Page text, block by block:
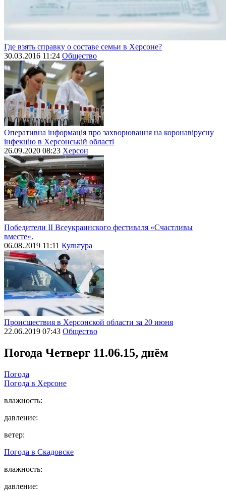
Где взять справку о составе семьи в Херсоне?
30.03.2016 11:24 Общество
Оперативна інформація про захворювання на коронавірусну
інфекцію в Херсонській області
26.09.2020 08:23 Херсон
Победители ІІ Всеукраинского фестиваля «Счастливы
вместе».
06.08.2019 11:11 Культура
Происшествия в Херсонской области за 20 июня
22.06.2019 07:43 Общество
Погода Четверг 11.06.15, днём
Погода
Погода в Херсоне
влажность:
давление:
ветер:
Погода в Скадовске
влажность:
давление: